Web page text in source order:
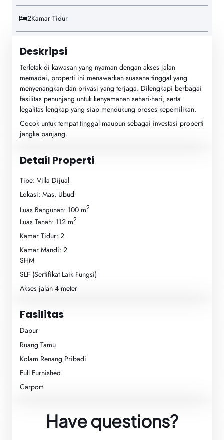
2Kamar Tidur
Deskripsi
Terletak di kawasan yang nyaman dengan akses jalan
memadai, properti ini menawarkan suasana tinggal yang
menyenangkan dan privasi yang terjaga. Dilengkapi berbagai
fasilitas penunjang untuk kenyamanan sehari-hari, serta
legalitas lengkap yang siap mendukung proses kepemilikan.
Cocok untuk tempat tinggal maupun sebagai investasi properti
jangka panjang.
Detail Properti
Tipe: Villa Dijual
Lokasi: Mas, Ubud
Luas Bangunan: 100 m2
Luas Tanah: 112 m2
Kamar Tidur: 2
Kamar Mandi: 2
SHM
SLF (Sertifikat Laik Fungsi)
Akses jalan 4 meter
Fasilitas
Dapur
Ruang Tamu
Kolam Renang Pribadi
Full Furnished
Carport
Have questions?